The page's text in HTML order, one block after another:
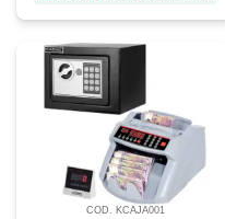
COD. KCAJA001